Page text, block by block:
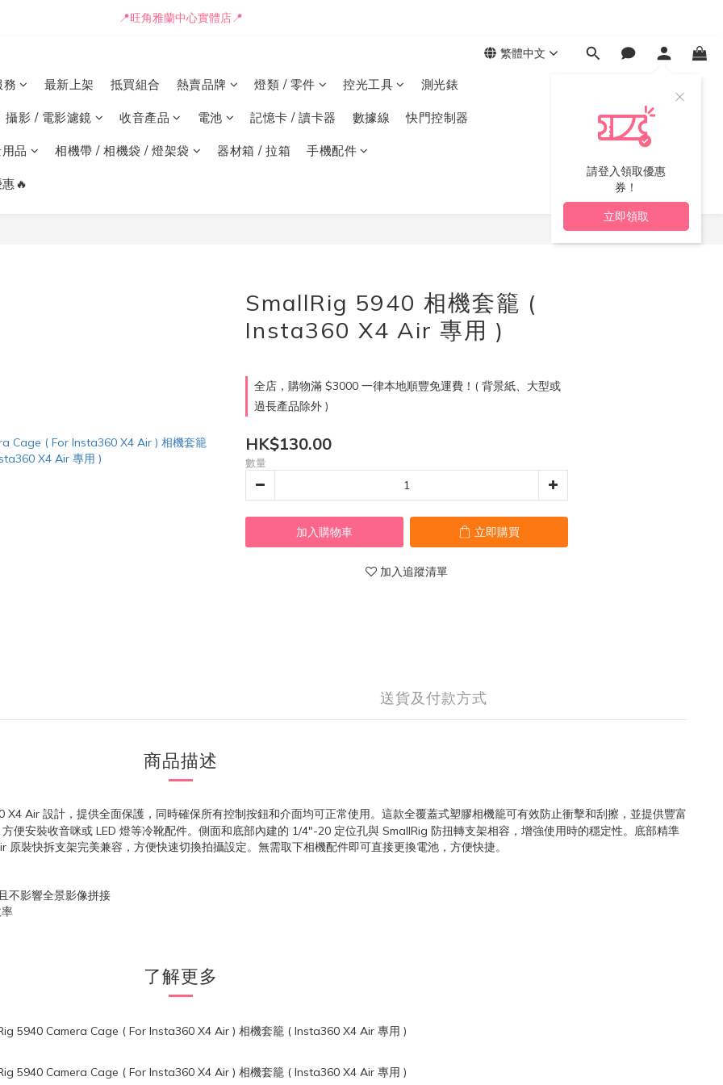
📒🖋️報價單 / 採購表格🖋️📒
📍旺角雅蘭中心實體店📍
📒🖋️報價單 / 採購表格🖋️📒
繁體中文
請登入領取優惠
券！
立即領取
最新上架 抵買組合 熱賣品牌 燈類 / 零件 控光工具 測光錶
攝影 / 電影濾鏡 收音產品 電池 記憶卡 / 讀卡器 數據線 快門控制器
品 相機帶 / 相機袋 / 燈架袋 器材箱 / 拉箱 手機配件
🔥
SmallRig 5940 相機套籠 (
Insta360 X4 Air 專用 )
全店，購物滿 $3000 一律本地順豐免運費！( 背景紙、大型或
過長產品除外 )
HK$130.00
數量
加入購物車 立即購買
加入追蹤清單
送貨及付款方式
商品描述
X4 Air 設計，提供全面保護，同時確保所有控制按鈕和介面均可正常使用。這款全覆蓋式塑膠相機籠可有效防止衝擊和刮擦，並提供豐富
便安裝收音咪或 LED 燈等冷靴配件。側面和底部內建的 1/4"-20 定位孔與 SmallRig 防扭轉支架相容，增強使用時的穩定性。底部精準
裝快拆支架完美兼容，方便快速切換拍攝設定。無需取下相機配件即可直接更換電池，方便快捷。
不影響全景影像拼接
了解更多
立即購買